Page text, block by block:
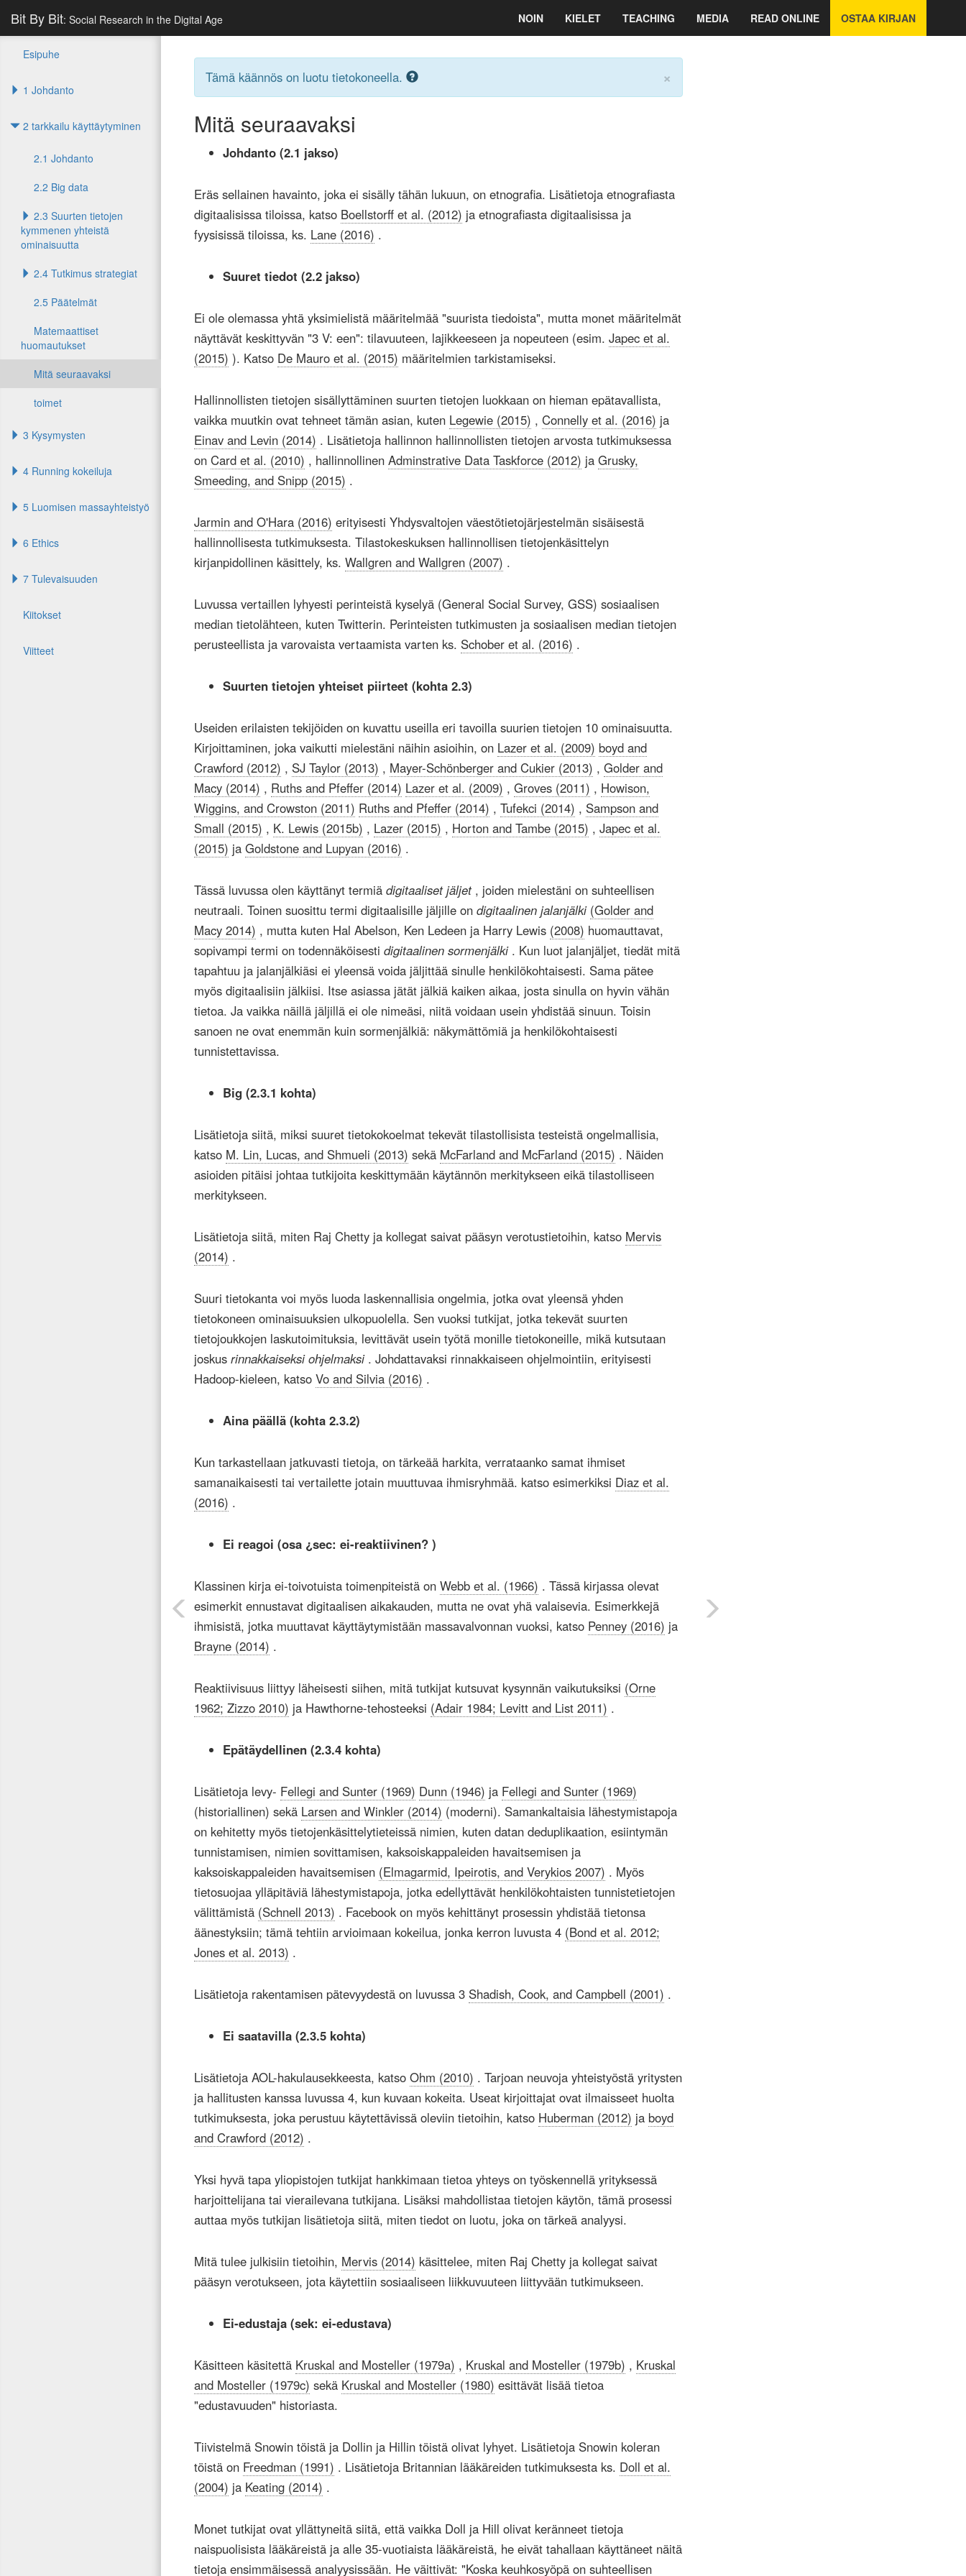
Bit By Bit: Social Research in the Digital Age NOIN KIELET TEACHING MEDIA READ ONLINE OSTAA KIRJAN
Esipuhe
1 Johdanto
2 tarkkailu käyttäytyminen
2.1 Johdanto
2.2 Big data
2.3 Suurten tietojen
kymmenen yhteistä
ominaisuutta
2.4 Tutkimus strategiat
2.5 Päätelmät
Matemaattiset
huomautukset
Mitä seuraavaksi
toimet
3 Kysymysten
4 Running kokeiluja
5 Luomisen massayhteistyö
6 Ethics
7 Tulevaisuuden
Kiitokset
Viitteet
Tämä käännös on luotu tietokoneella. ×
Mitä seuraavaksi
Johdanto (2.1 jakso)
Eräs sellainen havainto, joka ei sisälly tähän lukuun, on etnografia. Lisätietoja etnografiasta
digitaalisissa tiloissa, katso Boellstorff et al. (2012) ja etnografiasta digitaalisissa ja
fyysisissä tiloissa, ks. Lane (2016) .
Suuret tiedot (2.2 jakso)
Ei ole olemassa yhtä yksimielistä määritelmää "suurista tiedoista", mutta monet määritelmät
näyttävät keskittyvän "3 V: een": tilavuuteen, lajikkeeseen ja nopeuteen (esim. Japec et al.
(2015) ). Katso De Mauro et al. (2015) määritelmien tarkistamiseksi.
Hallinnollisten tietojen sisällyttäminen suurten tietojen luokkaan on hieman epätavallista,
vaikka muutkin ovat tehneet tämän asian, kuten Legewie (2015) , Connelly et al. (2016) ja
Einav and Levin (2014) . Lisätietoja hallinnon hallinnollisten tietojen arvosta tutkimuksessa
on Card et al. (2010) , hallinnollinen Adminstrative Data Taskforce (2012) ja Grusky,
Smeeding, and Snipp (2015) .
Jarmin and O'Hara (2016) erityisesti Yhdysvaltojen väestötietojärjestelmän sisäisestä
hallinnollisesta tutkimuksesta. Tilastokeskuksen hallinnollisen tietojenkäsittelyn
kirjanpidollinen käsittely, ks. Wallgren and Wallgren (2007) .
Luvussa vertaillen lyhyesti perinteistä kyselyä (General Social Survey, GSS) sosiaalisen
median tietolähteen, kuten Twitterin. Perinteisten tutkimusten ja sosiaalisen median tietojen
perusteellista ja varovaista vertaamista varten ks. Schober et al. (2016) .
Suurten tietojen yhteiset piirteet (kohta 2.3)
Useiden erilaisten tekijöiden on kuvattu useilla eri tavoilla suurien tietojen 10 ominaisuutta.
Kirjoittaminen, joka vaikutti mielestäni näihin asioihin, on Lazer et al. (2009) boyd and
Crawford (2012) , SJ Taylor (2013) , Mayer-Schönberger and Cukier (2013) , Golder and
Macy (2014) , Ruths and Pfeffer (2014) Lazer et al. (2009) , Groves (2011) , Howison,
Wiggins, and Crowston (2011) Ruths and Pfeffer (2014) , Tufekci (2014) , Sampson and
Small (2015) , K. Lewis (2015b) , Lazer (2015) , Horton and Tambe (2015) , Japec et al.
(2015) ja Goldstone and Lupyan (2016) .
Tässä luvussa olen käyttänyt termiä digitaaliset jäljet, joiden mielestäni on suhteellisen
neutraali. Toinen suosittu termi digitaalisille jäljille on digitaalinen jalanjälki (Golder and
Macy 2014) , mutta kuten Hal Abelson, Ken Ledeen ja Harry Lewis (2008) huomauttavat,
sopivampi termi on todennäköisesti digitaalinen sormenjälki. Kun luot jalanjäljet, tiedät mitä
tapahtuu ja jalanjälkiäsi ei yleensä voida jäljittää sinulle henkilökohtaisesti. Sama pätee
myös digitaalisiin jälkiisi. Itse asiassa jätät jälkiä kaiken aikaa, josta sinulla on hyvin vähän
tietoa. Ja vaikka näillä jäljillä ei ole nimeäsi, niitä voidaan usein yhdistää sinuun. Toisin
sanoen ne ovat enemmän kuin sormenjälkiä: näkymättömiä ja henkilökohtaisesti
tunnistettavissa.
Big (2.3.1 kohta)
Lisätietoja siitä, miksi suuret tietokokoelmat tekevät tilastollisista testeistä ongelmallisia,
katso M. Lin, Lucas, and Shmueli (2013) sekä McFarland and McFarland (2015) . Näiden
asioiden pitäisi johtaa tutkijoita keskittymään käytännön merkitykseen eikä tilastolliseen
merkitykseen.
Lisätietoja siitä, miten Raj Chetty ja kollegat saivat pääsyn verotustietoihin, katso Mervis
(2014) .
Suuri tietokanta voi myös luoda laskennallisia ongelmia, jotka ovat yleensä yhden
tietokoneen ominaisuuksien ulkopuolella. Sen vuoksi tutkijat, jotka tekevät suurten
tietojoukkojen laskutoimituksia, levittävät usein työtä monille tietokoneille, mikä kutsutaan
joskus rinnakkaiseksi ohjelmaksi. Johdattavaksi rinnakkaiseen ohjelmointiin, erityisesti
Hadoop-kieleen, katso Vo and Silvia (2016) .
Aina päällä (kohta 2.3.2)
Kun tarkastellaan jatkuvasti tietoja, on tärkeää harkita, verrataanko samat ihmiset
samanaikaisesti tai vertailette jotain muuttuvaa ihmisryhmää. katso esimerkiksi Diaz et al.
(2016) .
Ei reagoi (osa ¿sec: ei-reaktiivinen? )
Klassinen kirja ei-toivotuista toimenpiteistä on Webb et al. (1966) . Tässä kirjassa olevat
esimerkit ennustavat digitaalisen aikakauden, mutta ne ovat yhä valaisevia. Esimerkkejä
ihmisistä, jotka muuttavat käyttäytymistään massavalvonnan vuoksi, katso Penney (2016) ja
Brayne (2014) .
Reaktiivisuus liittyy läheisesti siihen, mitä tutkijat kutsuvat kysynnän vaikutuksiksi (Orne
1962; Zizzo 2010) ja Hawthorne-tehosteeksi (Adair 1984; Levitt and List 2011) .
Epätäydellinen (2.3.4 kohta)
Lisätietoja levy- Fellegi and Sunter (1969) Dunn (1946) ja Fellegi and Sunter (1969)
(historiallinen) sekä Larsen and Winkler (2014) (moderni). Samankaltaisia ​​lähestymistapoja
on kehitetty myös tietojenkäsittelytieteissä nimien, kuten datan deduplikaation, esiintymän
tunnistamisen, nimien sovittamisen, kaksoiskappaleiden havaitsemisen ja
kaksoiskappaleiden havaitsemisen (Elmagarmid, Ipeirotis, and Verykios 2007) . Myös
tietosuojaa ylläpitäviä lähestymistapoja, jotka edellyttävät henkilökohtaisten tunnistetietojen
välittämistä (Schnell 2013) . Facebook on myös kehittänyt prosessin yhdistää tietonsa
äänestyksiin; tämä tehtiin arvioimaan kokeilua, jonka kerron luvusta 4 (Bond et al. 2012;
Jones et al. 2013) .
Lisätietoja rakentamisen pätevyydestä on luvussa 3 Shadish, Cook, and Campbell (2001) .
Ei saatavilla (2.3.5 kohta)
Lisätietoja AOL-hakulausekkeesta, katso Ohm (2010) . Tarjoan neuvoja yhteistyöstä yritysten
ja hallitusten kanssa luvussa 4, kun kuvaan kokeita. Useat kirjoittajat ovat ilmaisseet huolta
tutkimuksesta, joka perustuu käytettävissä oleviin tietoihin, katso Huberman (2012) ja boyd
and Crawford (2012) .
Yksi hyvä tapa yliopistojen tutkijat hankkimaan tietoa yhteys on työskennellä yrityksessä
harjoittelijana tai vierailevana tutkijana. Lisäksi mahdollistaa tietojen käytön, tämä prosessi
auttaa myös tutkijan lisätietoja siitä, miten tiedot on luotu, joka on tärkeä analyysi.
Mitä tulee julkisiin tietoihin, Mervis (2014) käsittelee, miten Raj Chetty ja kollegat saivat
pääsyn verotukseen, jota käytettiin sosiaaliseen liikkuvuuteen liittyvään tutkimukseen.
Ei-edustaja (sek: ei-edustava)
Käsitteen käsitettä Kruskal and Mosteller (1979a) , Kruskal and Mosteller (1979b) , Kruskal
and Mosteller (1979c) sekä Kruskal and Mosteller (1980) esittävät lisää tietoa
"edustavuuden" historiasta.
Tiivistelmä Snowin töistä ja Dollin ja Hillin töistä olivat lyhyet. Lisätietoja Snowin koleran
töistä on Freedman (1991) . Lisätietoja Britannian lääkäreiden tutkimuksesta ks. Doll et al.
(2004) ja Keating (2014) .
Monet tutkijat ovat yllättyneitä siitä, että vaikka Doll ja Hill olivat keränneet tietoja
naispuolisista lääkäreistä ja alle 35-vuotiaista lääkäreistä, he eivät tahallaan käyttäneet näitä
tietoja ensimmäisessä analyysissään. He väittivät: "Koska keuhkosyöpä on suhteellisen